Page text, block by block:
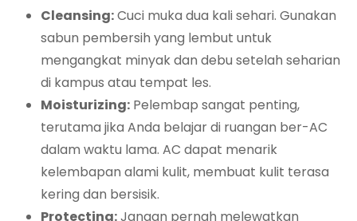
Cleansing:Cuci muka dua kali sehari. Gunakan
sabun pembersih yang lembut untuk
mengangkat minyak dan debu setelah seharian
di kampus atau tempat les.
Moisturizing: Pelembap sangat penting,
terutama jika Anda belajar di ruangan ber-AC
dalam waktu lama. AC dapat menarik
kelembapan alami kulit, membuat kulit terasa
kering dan bersisik.
Protecting:Jangan pernah melewatkan